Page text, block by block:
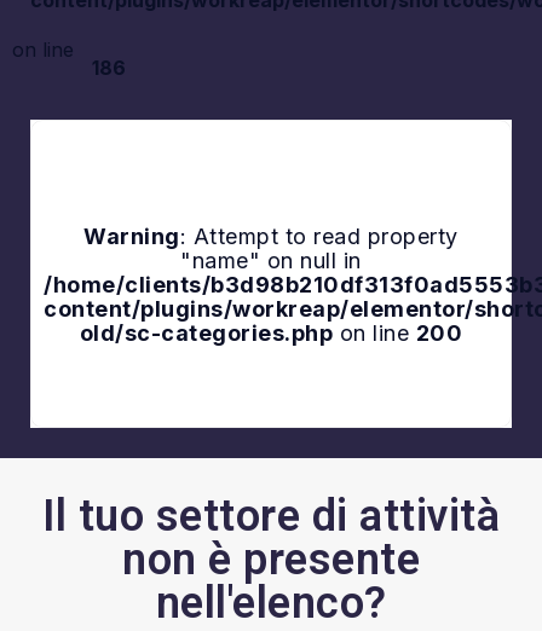
on line
186
Warning: Attempt to read property
"name" on null in
/home/clients/
content/plugins/workreap/elementor/
old/sc-categories.php on line 200
Explore
Il tuo settore di attività
non è presente
nell'elenco?